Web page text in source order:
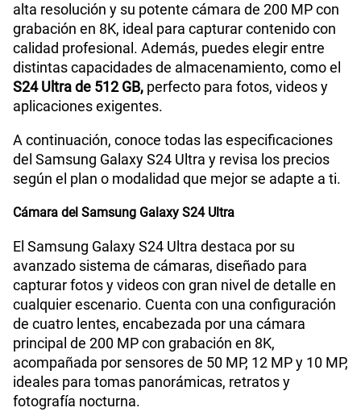
alta resolución y su potente cámara de 200 MP con
grabación en 8K, ideal para capturar contenido con
calidad profesional. Además, puedes elegir entre
distintas capacidades de almacenamiento, como el
S24 Ultra de 512 GB, perfecto para fotos, videos y
aplicaciones exigentes.
A continuación, conoce todas las especificaciones
del Samsung Galaxy S24 Ultra y revisa los precios
según el plan o modalidad que mejor se adapte a ti.
Cámara del Samsung Galaxy S24 Ultra
El Samsung Galaxy S24 Ultra destaca por su
avanzado sistema de cámaras, diseñado para
capturar fotos y videos con gran nivel de detalle en
cualquier escenario. Cuenta con una configuración
de cuatro lentes, encabezada por una cámara
principal de 200 MP con grabación en 8K,
acompañada por sensores de 50 MP, 12 MP y 10 MP,
ideales para tomas panorámicas, retratos y
fotografía nocturna.